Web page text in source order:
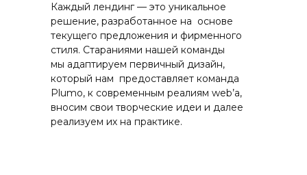
Каждый лендинг — это уникальное
решение, разработанное на основе
текущего предложения и фирменного
стиля. Стараниями нашей команды
мы адаптируем первичный дизайн,
который нам предоставляет команда
Plumo, к современным реалиям web’a,
вносим свои творческие идеи и далее
реализуем их на практике.